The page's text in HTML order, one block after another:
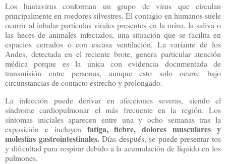
Los hantavirus conforman un grupo de virus que circulan
principalmente en roedores silvestres. El contagio en humanos suele
ocurrir al inhalar partículas virales presentes en la orina, la saliva o
las heces de animales infectados, una situación que se facilita en
espacios cerrados o con escasa ventilación. La variante de los
Andes, detectada en el reciente brote, genera particular atención
médica porque es la única con evidencia documentada de
transmisión entre personas, aunque esto solo ocurre bajo
circunstancias de contacto estrecho y prolongado.
La infección puede derivar en afecciones severas, siendo el
síndrome cardiopulmonar el más frecuente en la región. Los
síntomas iniciales aparecen entre una y ocho semanas tras la
exposición e incluyen fatiga, fiebre, dolores musculares y
molestias gastrointestinales.Días después, se puede presentar tos
y dificultad para respirar debido a la acumulación de líquido en los
pulmones.